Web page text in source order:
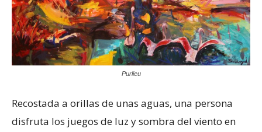
Purlieu
Recostada a orillas de unas aguas, una persona
disfruta los juegos de luz y sombra del viento en